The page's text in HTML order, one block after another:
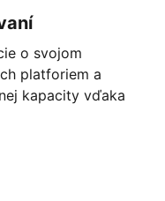
o svojom
platforiem a
kapacity vďaka